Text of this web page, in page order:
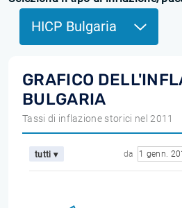
HICP Bulgaria
GRAFICO
BULGARIA
Tassi di inflazione storici nel 2011
tutti ▾ da 1 genn.